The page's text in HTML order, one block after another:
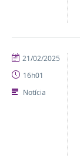
publicado
21/02/2025
16h01
Notícia